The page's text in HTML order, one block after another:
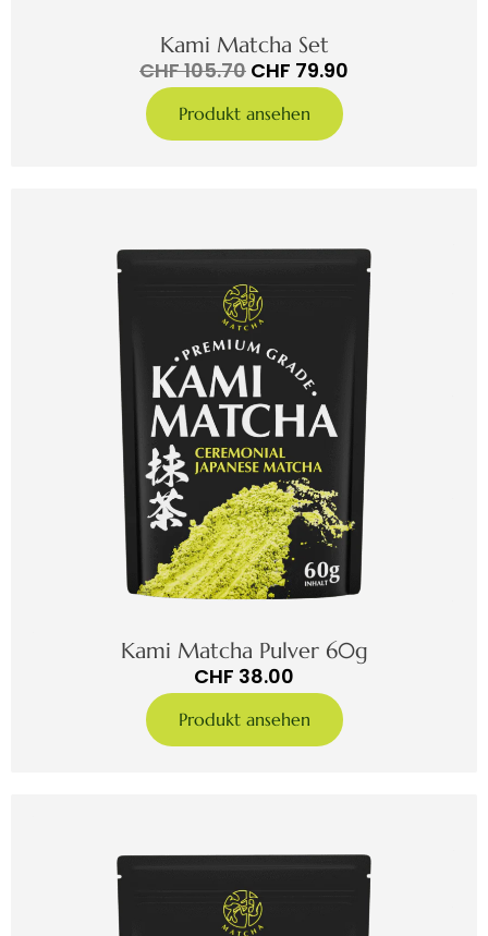
Kami Matcha Set
CHF105.70 CHF 79.90
Produkt ansehen
Kami Matcha Pulver 60g
CHF 38.00
Produkt ansehen